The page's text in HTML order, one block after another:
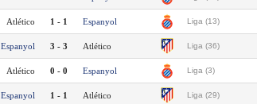
Atlético 1 - 1 Espanyol Liga (13)
Espanyol 3 - 3 Atlético Liga (36)
Atlético 0 - 0 Espanyol Liga (3)
Espanyol 1 - 1 Atlético Liga (29)